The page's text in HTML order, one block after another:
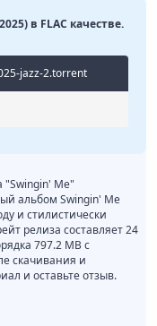
в FLAC качестве.
jazz-2.torrent
"Swingin' Me"
альбом Swingin' Me
и стилистически
релиза составляет 24
797.2 MB с
скачивания и
и оставьте отзыв.